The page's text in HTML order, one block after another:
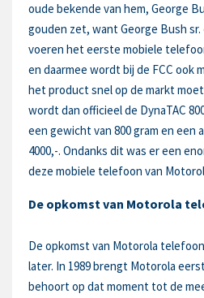
oude bekende van hem, George
gouden zet, want George Bush
voeren het eerste mobiele
en daarmee wordt bij de FCC ook
het product snel op de markt
wordt dan officieel de DynaTAC
een gewicht van 800 gram en een
4000,-. Ondanks dit was er een
deze mobiele telefoon van
De opkomst van Motorola
De opkomst van Motorola
later. In 1989 brengt Motorola
behoort op dat moment tot de